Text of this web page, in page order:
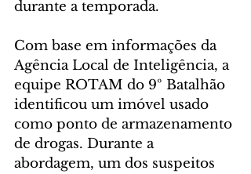
durante a temporada.
Com base em informações da
Agência Local de Inteligência, a
equipe ROTAM do 9º Batalhão
identificou um imóvel usado
como ponto de armazenamento
de drogas. Durante a
abordagem, um dos suspeitos